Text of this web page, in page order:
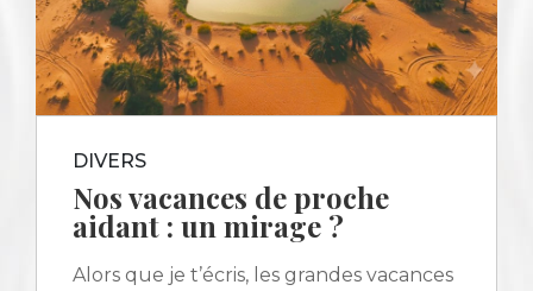
DIVERS
Nos vacances de proche
aidant : un mirage ?
Alors que je t’écris, les grandes vacances